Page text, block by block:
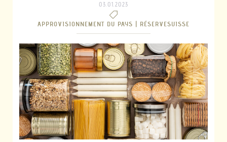
03.01.2023
APPROVISIONNEMENT DU PAYS | RÉSERVESUISSE